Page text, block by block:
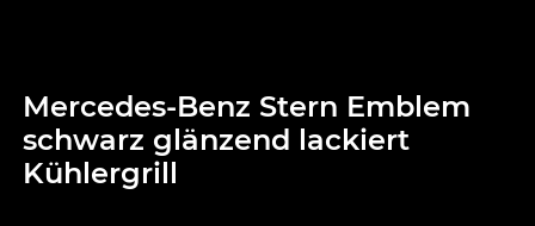
Mercedes-Benz Stern Emblem
schwarz glänzend lackiert
Kühlergrill